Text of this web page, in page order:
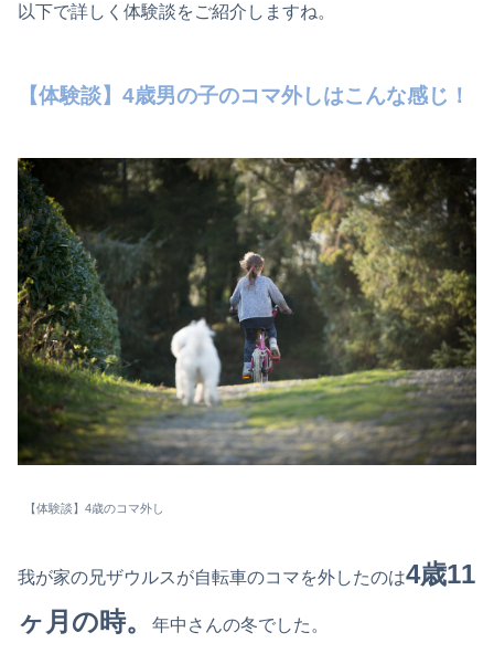
以下で詳しく体験談をご紹介しますね。
【体験談】4歳男の子のコマ外しはこんな感じ！
【体験談】4歳のコマ外し
我が家の兄ザウルスが自転車のコマを外したのは4歳11
ヶ月の時。
年中さんの冬でした。